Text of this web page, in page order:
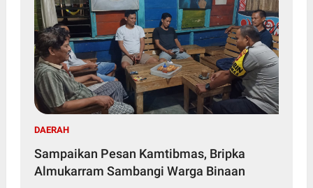
DAERAH
Sampaikan Pesan Kamtibmas, Bripka
Almukarram Sambangi Warga Binaan